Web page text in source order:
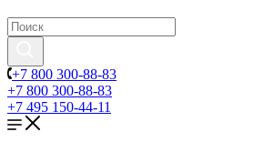
+7 800 300-88-83
+7 800 300-88-83
+7 495 150-44-11